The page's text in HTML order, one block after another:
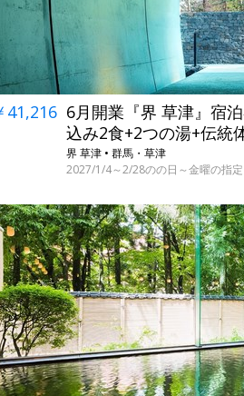
41,216 6月開業『界 草津』宿
込み2食+2つの湯+伝統
界 草津 • 群馬・草津
2027/1/4～2/28のの日～金曜の指
←